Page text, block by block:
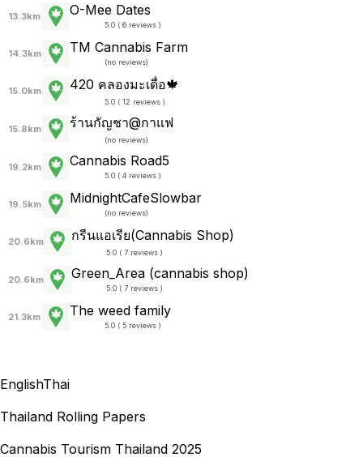
13.3km O-Mee Dates
5.0 ( 6 reviews )
14.3km TM Cannabis Farm
(no reviews)
15.0km 420 คลองมะเดื่อ🍁
5.0 ( 12 reviews )
15.8km ร้านกัญชา@กาแฟ
(no reviews)
19.2km Cannabis Road5
5.0 ( 4 reviews )
19.5km MidnightCafeSlowbar
(no reviews)
20.6km กรีนแอเรีย(Cannabis Shop)
5.0 ( 7 reviews )
20.6km Green_Area (cannabis shop)
5.0 ( 7 reviews )
21.3km The weed family
5.0 ( 5 reviews )
EnglishThai
Thailand Rolling Papers
Cannabis Tourism Thailand 2025